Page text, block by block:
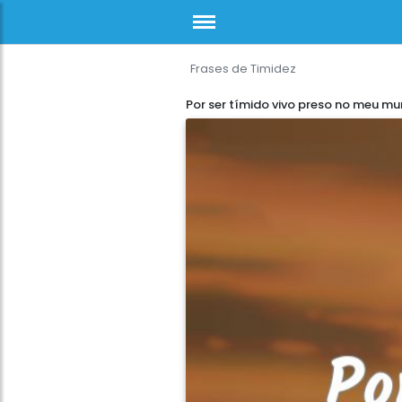
Frases de Timidez
Por ser tímido vivo preso no meu